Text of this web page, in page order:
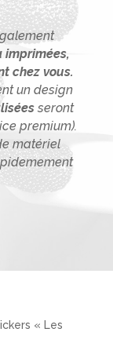
imprimées,
chez vous.
un design
sseront
premium).
matériel
« Les